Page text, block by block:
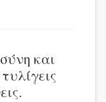
και